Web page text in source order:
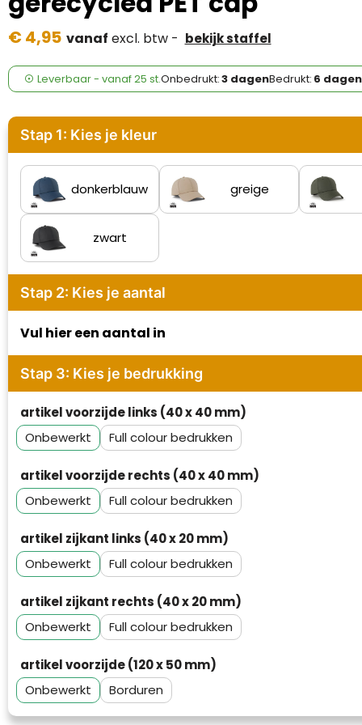
Fresh 'n Rebel
GolfOriginals
James Harvest
Kingcap
Mepal
Moleskine
MyKit
Ocean Bottle
Parker
Waterman
€ 4,95 vanaf excl. btw - bekijk staffel
Leverbaar- vanaf25 st.Onbedrukt:3 dagenBedrukt: 6 dagen
Stap 1: Kies je kleur
donkerblauw greige
zwart
Stap 2: Kies je aantal
Vul hier een aantal in
Stap 3: Kies je bedrukking
artikel voorzijde links (40 x 40 mm)
Onbewerkt
Full colour
artikel voorzijde rechts (40 x 40 mm)
Onbewerkt
Full colour
artikel zijkant links (40 x 20 mm)
Onbewerkt
Full colour
artikel zijkant rechts (40 x 20 mm)
Onbewerkt
Full colour
artikel voorzijde (120 x 50 mm)
Onbewerkt
Borduren